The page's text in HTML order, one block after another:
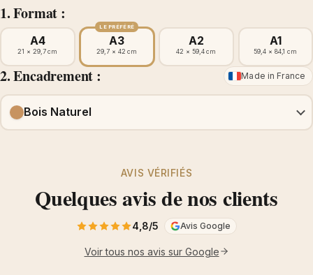
1. Format :
A4
21 × 29,7 cm
LE PRÉFÉRÉ
A3
29,7 × 42 cm
A2
42 × 59,4 cm
A1
59,4 × 84,1 cm
2. Encadrement : Made in France
Bois Naturel
AVIS VÉRIFIÉS
Quelques avis de nos clients
4,8/5 Avis Google
Voir tous nos avis sur Google